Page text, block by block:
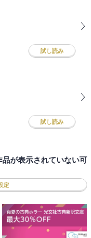
試し読み
試し読み
が表示されていない可
定